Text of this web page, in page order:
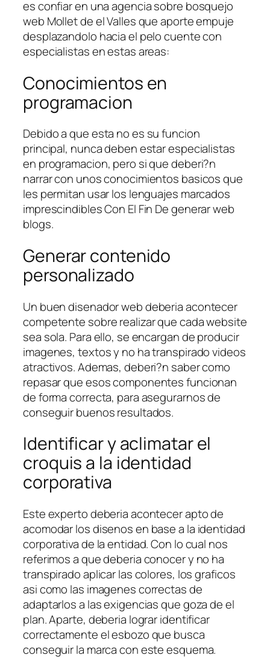
es confiar en una agencia sobre bosquejo
web Mollet de el Valles que aporte empuje
desplazandolo hacia el pelo cuente con
especialistas en estas areas:
Conocimientos en
programacion
Debido a que esta no es su funcion
principal, nunca deben estar especialistas
en programacion, pero si que deberi?n
narrar con unos conocimientos basicos que
les permitan usar los lenguajes marcados
imprescindibles Con El Fin De generar web
blogs.
Generar contenido
personalizado
Un buen disenador web deberia acontecer
competente sobre realizar que cada website
sea sola. Para ello, se encargan de producir
imagenes, textos y no ha transpirado videos
atractivos. Ademas, deberi?n saber como
repasar que esos componentes funcionan
de forma correcta, para asegurarnos de
conseguir buenos resultados.
Identificar y aclimatar el
croquis a la identidad
corporativa
Este experto deberia acontecer apto de
acomodar los disenos en base a la identidad
corporativa de la entidad. Con lo cual nos
referimos a que deberia conocer y no ha
transpirado aplicar las colores, los graficos
asi­ como las imagenes correctas de
adaptarlos a las exigencias que goza de el
plan. Aparte, deberia lograr identificar
correctamente el esbozo que busca
conseguir la marca con este esquema.